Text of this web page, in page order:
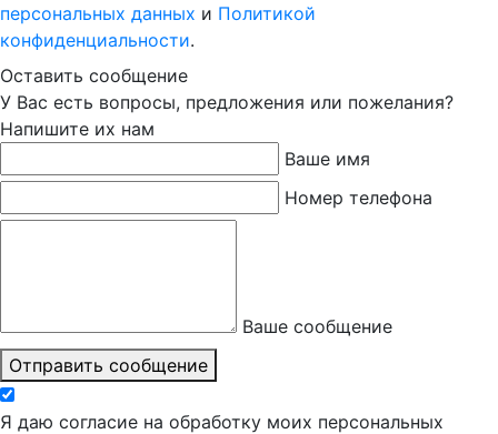
персональных данных и Политикой
конфиденциальности.
Оставить сообщение
У Вас есть вопросы, предложения или пожелания?
Напишите их нам
Ваше имя
Номер телефона
Ваше сообщение
Отправить сообщение
Я даю согласие на обработку моих персональных